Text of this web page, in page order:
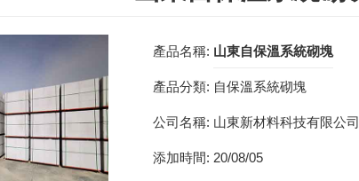
產品名稱: 山東自保溫系統砌塊
產品分類: 自保溫系統砌塊
公司名稱: 山東新材料科技有限公司
添加時間: 20/08/05